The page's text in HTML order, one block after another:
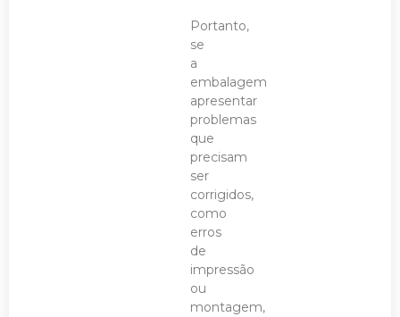
Portanto,
se
a
embalagem
apresentar
problemas
que
precisam
ser
corrigidos,
como
erros
de
impressão
ou
montagem,